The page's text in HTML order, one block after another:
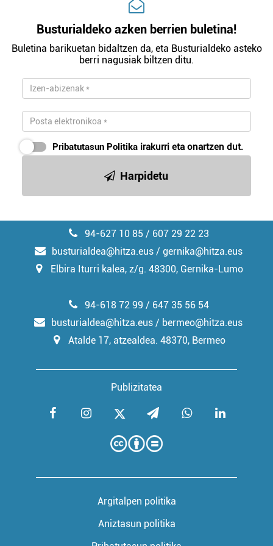
Busturialdeko azken berrien buletina!
Buletina barikuetan bidaltzen da, eta Busturialdeko asteko
berri nagusiak biltzen ditu.
Pribatutasun Politika irakurri eta onartzen dut.
Harpidetu
94-627 10 85 / 607 29 22 23
busturialdea@hitza.eus / gernika@hitza.eus
Elbira Iturri kalea, z/g. 48300, Gernika-Lumo
Publizitatea
94-618 72 99 / 647 35 56 54
busturialdea@hitza.eus / bermeo@hitza.eus
Atalde 17, atzealdea. 48370, Bermeo
Argitalpen politika
Aniztasun politika